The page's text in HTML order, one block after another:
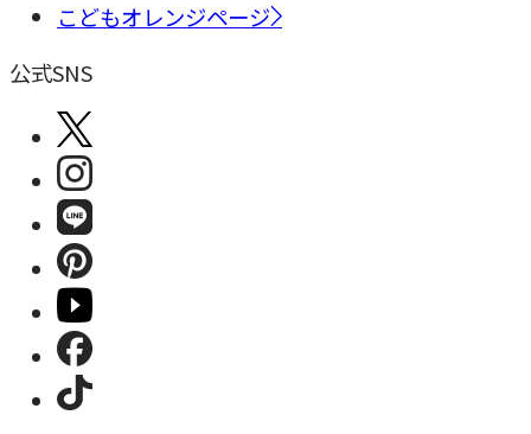
こどもオレンジページ
公式SNS